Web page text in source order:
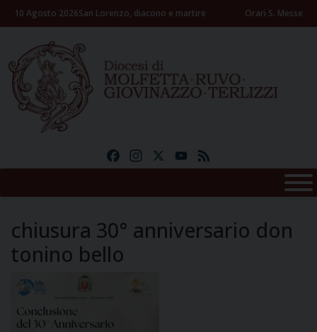
Skip10 Agosto 2026San Lorenzo, diacono e martire Orari S. Messe
FacebookInstagramYouTube
chiusura 30° anniversario don
tonino bello